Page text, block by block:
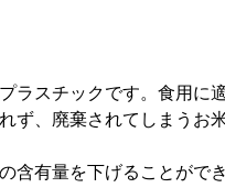
ラスチックです。食用に
ず、廃棄されてしまうお
含有量を下げることがで